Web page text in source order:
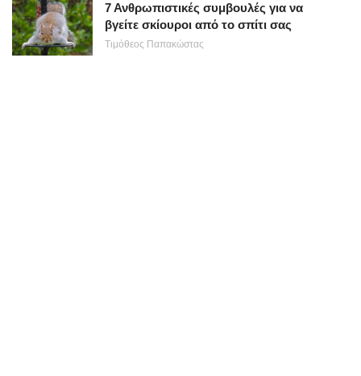
7 Ανθρωπιστικές συμβουλές για να
βγείτε σκίουροι από το σπίτι σας
Τιμόθεος Παπακώστας